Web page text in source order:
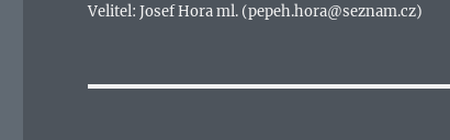
Velitel: Josef Hora ml. (pepeh.hora@seznam.cz)